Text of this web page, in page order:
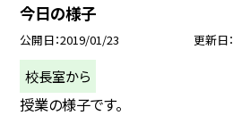
今日の様子
公開日 2019/01/23 更新日
校長室から
授業の様子です。